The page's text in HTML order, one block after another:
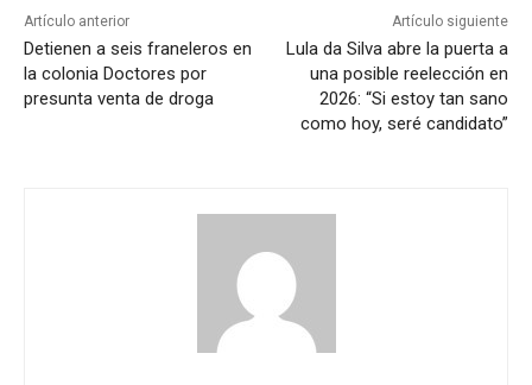
Artículo anterior
Detienen a seis franeleros en
la colonia Doctores por
presunta venta de droga
Artículo siguiente
Lula da Silva abre la puerta a
una posible reelección en
2026: “Si estoy tan sano
como hoy, seré candidato”